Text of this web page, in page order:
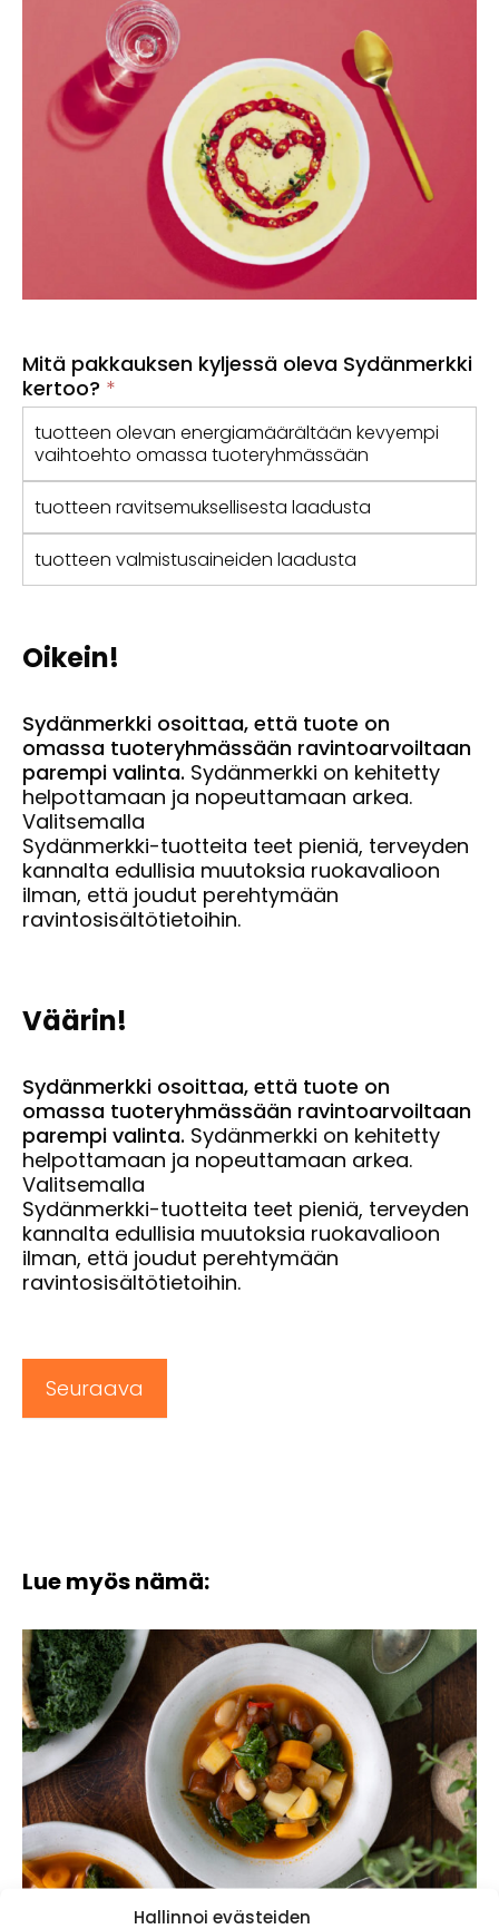
Hallinnoi evästeiden
Mitä pakkauksen kyljessä oleva Sydänmerkki
kertoo? *
tuotteen olevan energiamäärältään kevyempi
vaihtoehto omassa tuoteryhmässään
tuotteen ravitsemuksellisesta laadusta
tuotteen valmistusaineiden laadusta
Oikein!
Sydänmerkki osoittaa, että tuote on
omassa tuoteryhmässään ravintoarvoiltaan
parempi valinta. Sydänmerkki on kehitetty
helpottamaan ja nopeuttamaan arkea.
Valitsemalla
Sydänmerkki-tuotteita teet pieniä, terveyden
kannalta edullisia muutoksia ruokavalioon
ilman, että joudut perehtymään
ravintosisältötietoihin.
Väärin!
Sydänmerkki osoittaa, että tuote on
omassa tuoteryhmässään ravintoarvoiltaan
parempi valinta. Sydänmerkki on kehitetty
helpottamaan ja nopeuttamaan arkea.
Valitsemalla
Sydänmerkki-tuotteita teet pieniä, terveyden
kannalta edullisia muutoksia ruokavalioon
ilman, että joudut perehtymään
ravintosisältötietoihin.
Seuraava
Lue myös nämä: